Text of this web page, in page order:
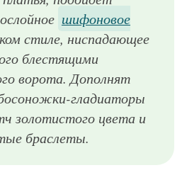
шифоновое
стиле, ниспадающее
блестящими
ворота. Дополнят
гладиаторы
золотистого цвета и
браслеты.